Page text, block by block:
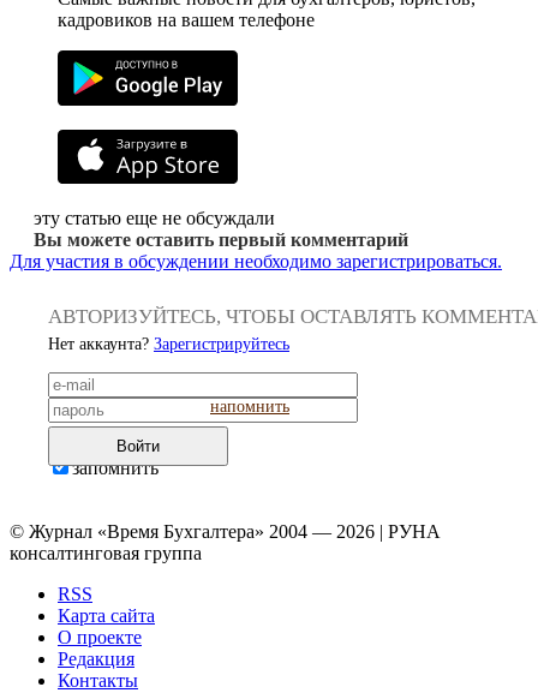
кадровиков на вашем телефоне
эту статью еще не обсуждали
Вы можете оставить первый комментарий
Для участия в обсуждении необходимо зарегистрироваться.
АВТОРИЗУЙТЕСЬ, ЧТОБЫ ОСТАВЛЯТЬ
Нет аккаунта? Зарегистрируйтесь
напомнить
Войти
запомнить
© Журнал «Время Бухгалтера» 2004 — 2026 | РУНА
консалтинговая группа
RSS
Карта сайта
О проекте
Редакция
Контакты